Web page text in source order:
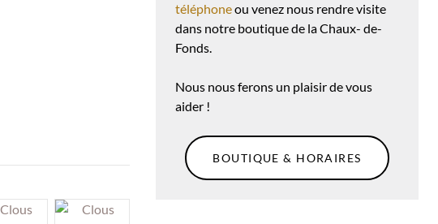
téléphoneou venez nous rendre visite
dans notre boutique de la Chaux- de-
Fonds.
Nous nous ferons un plaisir de vous
aider !
BOUTIQUE & HORAIRES